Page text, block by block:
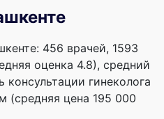
456 врачей, 1593
оценка 4.8), cредний
гинеколога
(средняя цена 195 000